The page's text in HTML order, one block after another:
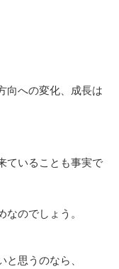
向への変化、成長は
ていることも事実で
のでしょう。
思うのなら、